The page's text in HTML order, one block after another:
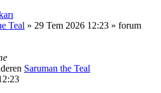
Teal » 29 Tem 2026 12:23 » forum
Saruman the Teal